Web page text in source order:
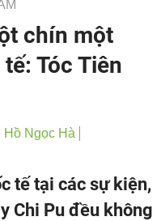
chín một
Tóc Tiên
Hồ Ngọc Hà
tế tại các sự kiện,
Chi Pu đều không